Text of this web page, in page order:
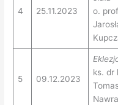
4 25.11.2023
o.
5 09.12.2023
ks. dr